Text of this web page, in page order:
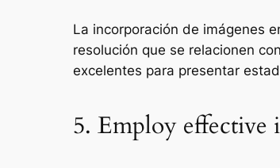
La incorporación de imágenes
resolución que se relacionen
excelentes para presentar
5. Employ effective